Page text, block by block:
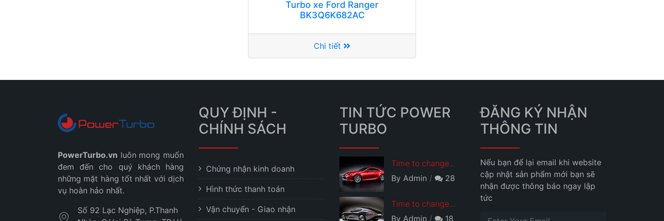
Turbo xe Ford Ranger
BK3Q6K682AC
Chi tiết
PowerTurbo.vn luôn mong muốn
đem đến cho quý khách hàng
những mặt hàng tốt nhất với dịch
vụ hoàn hảo nhất.
Số 92 Lạc Nghiệp, P.Thanh
QUY ĐỊNH -
CHÍNH SÁCH
Chứng nhận kinh doanh
Hình thức thanh toán
Vận chuyển - Giao nhận
TIN TỨC POWER
TURBO
Time to change...
By Admin
28
Time to change...
By Admin
18
ĐĂNG KÝ NHẬN
THÔNG TIN
Nếu bạn để lại email khi website
cập nhật sản phẩm mới bạn sẽ
nhận được thông báo ngay lập
tức